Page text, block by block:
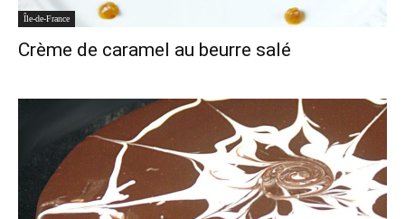
Île-de-France
Crème de caramel au beurre salé